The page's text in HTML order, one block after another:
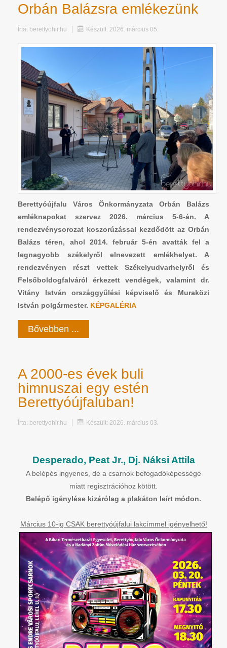
Orbán Balázsra emlékezünk
Írta: berettyohir.hu Készült: 2026. március 05.
Berettyóújfalu Város Önkormányzata Orbán Balázs
emléknapokat szervez 2026. március 5-6-án. A
rendezvénysorozat koszorúzással kezdődött az Orbán
Balázs téren, ahol 2014. február 5-én avatták fel a
legnagyobb székelyről elnevezett emlékhelyet. A
rendezvényen részt vettek Székelyudvarhelyről és
Felsőboldogfalváról érkezett vendégek, valamint dr.
Vitány István országgyűlési képviselő és Muraközi
István polgármester. KÉPGALÉRIA
Bővebben ...
A 2000-es évek buli
himnuszai egy estén
Berettyóújfaluban!
Írta: berettyohir.hu Készült: 2026. március 03.
Desperado, Peat Jr., Dj. Náksi Attila
A belépés ingyenes, de a csarnok befogadóképessége
miatt regisztrációhoz kötött.
Belépő igénylése kizárólag a plakáton leírt módon.
Március 10-ig CSAK berettyóújfalui lakcímmel igényelhető!